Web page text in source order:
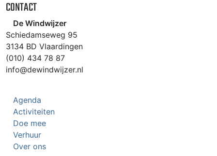
CONTACT
De Windwijzer
Schiedamseweg 95
3134 BD Vlaardingen
(010) 434 78 87
info@dewindwijzer.nl
Agenda
Activiteiten
Doe mee
Verhuur
Over ons